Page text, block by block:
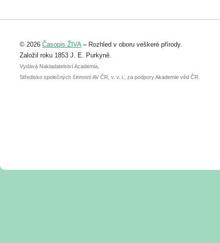
Registrovat se můžete do 6. září.
abstraktu přihlášené přednášky nebo
posteru je už 30. června.
© 2026 Časopis ŽIVA– Rozhled v oboru veškeré přírody.
Založil roku 1853 J. E. Purkyně.
Vydává Nakladatelství Academia,
Středisko společných činností AV ČR, v. v. i., za podpory Akademie věd ČR.